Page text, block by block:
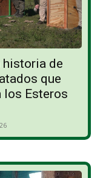
historia de
que
los Esteros